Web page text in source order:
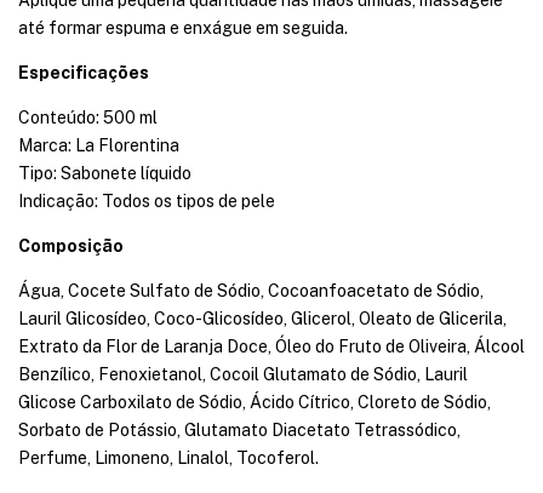
até formar espuma e enxágue em seguida.
Especificações
Conteúdo: 500 ml
Marca: La Florentina
Tipo: Sabonete líquido
Indicação: Todos os tipos de pele
Composição
Água, Cocete Sulfato de Sódio, Cocoanfoacetato de Sódio,
Lauril Glicosídeo, Coco-Glicosídeo, Glicerol, Oleato de Glicerila,
Extrato da Flor de Laranja Doce, Óleo do Fruto de Oliveira, Álcool
Benzílico, Fenoxietanol, Cocoil Glutamato de Sódio, Lauril
Glicose Carboxilato de Sódio, Ácido Cítrico, Cloreto de Sódio,
Sorbato de Potássio, Glutamato Diacetato Tetrassódico,
Perfume, Limoneno, Linalol, Tocoferol.